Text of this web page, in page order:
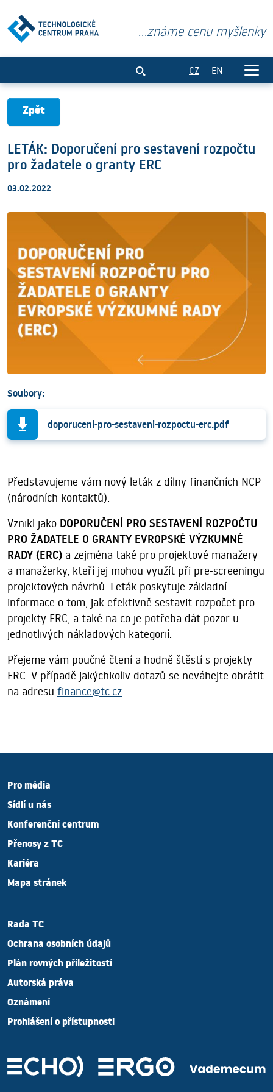
...známe cenu myšlenky
CZ EN
Zpět
LETÁK: Doporučení pro sestavení rozpočtu
pro žadatele o granty ERC
03.02.2022
Soubory:
doporuceni-pro-sestaveni-rozpoctu-erc.pdf
Představujeme vám nový leták z dílny finančních NCP
(národních kontaktů).
Vznikl jako DOPORUČENÍ PRO SESTAVENÍ ROZPOČTU
PRO ŽADATELE O GRANTY EVROPSKÉ VÝZKUMNÉ
RADY (ERC) a zejména také pro projektové manažery
a manažerky, kteří jej mohou využít při pre-screeningu
projektových návrhů. Leták poskytuje základní
informace o tom, jak efektivně sestavit rozpočet pro
projekty ERC, a také na co je potřeba dát pozor u
jednotlivých nákladových kategorií.
Přejeme vám poučné čtení a hodně štěstí s projekty
ERC. V případě jakýchkoliv dotazů se neváhejte obrátit
na adresu finance@tc.cz.
Pro média
Sídlí u nás
Konferenční centrum
Přenosy z TC
Kariéra
Mapa stránek
Rada TC
Ochrana osobních údajů
Plán rovných příležitostí
Autorská práva
Oznámení
Prohlášení o přístupnosti